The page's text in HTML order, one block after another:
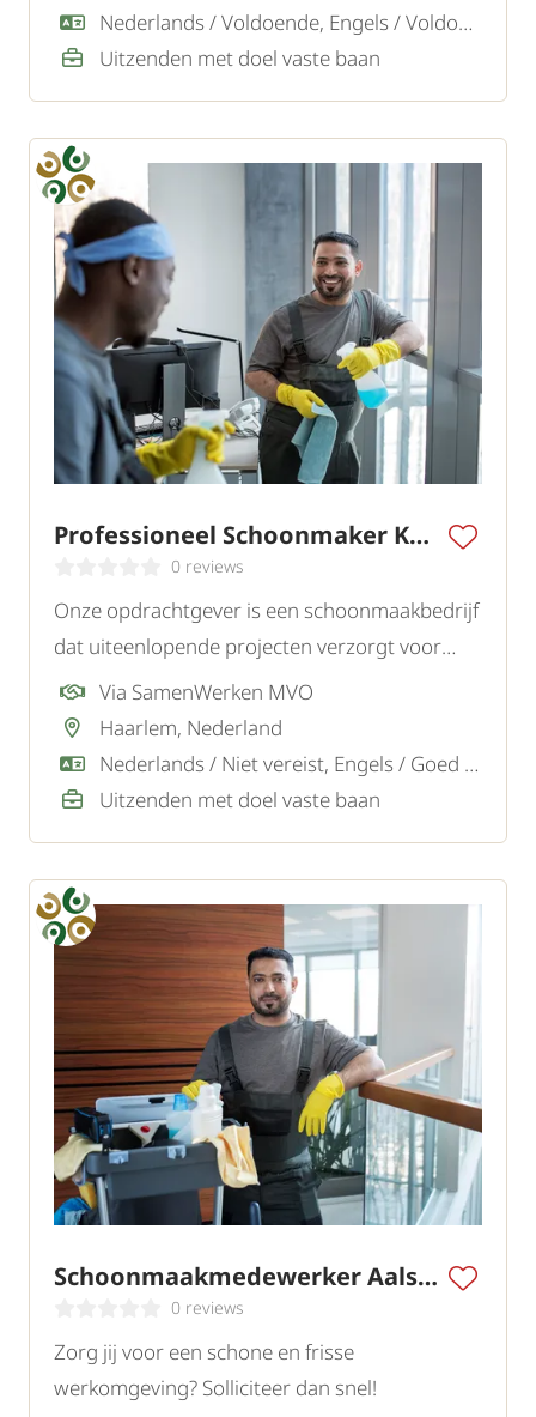
versterking van het team zoeken zij een
ervaren glazenwasser.
Nederlands / Voldoende, Engels / Voldoende
Uitzenden met doel vaste baan
Professioneel Schoonmaker Kantoren
0 reviews
Onze opdrachtgever is een schoonmaakbedrijf
dat uiteenlopende projecten verzorgt voor
gemeenten, gemeentelijke instellingen zoals
bibliotheken, musea en zwembaden, maar ook
voor kantoren en andere bedrijven. We zoeken
ervaren schoonmakers.
Via SamenWerken MVO
Haarlem, Nederland
Nederlands / Niet vereist, Engels / Goed / Voldoende
Uitzenden met doel vaste baan
Schoonmaakmedewerker Aalsmeer III
0 reviews
Zorg jij voor een schone en frisse
werkomgeving? Solliciteer dan snel!